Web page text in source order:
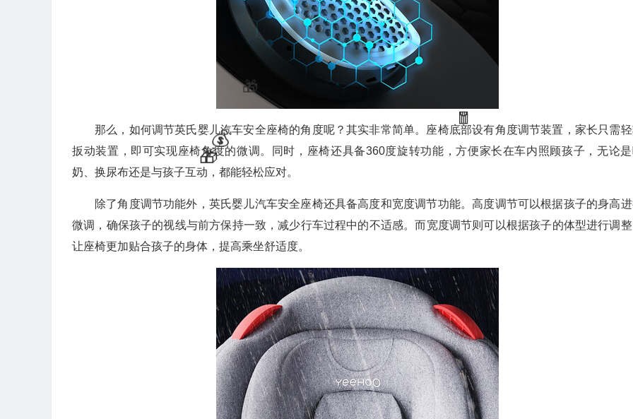
那么，如何调节英氏婴儿汽车安全座椅的角度呢？其实非常简单。座椅底部设有角度调节装置，家长只需
扳动装置，即可实现座椅角度的微调。同时，座椅还具备360度旋转功能，方便家长在车内照顾孩子，无论
奶、换尿布还是与孩子互动，都能轻松应对。
除了角度调节功能外，英氏婴儿汽车安全座椅还具备高度和宽度调节功能。高度调节可以根据孩子的身高
微调，确保孩子的视线与前方保持一致，减少行车过程中的不适感。而宽度调节则可以根据孩子的体型进行调
让座椅更加贴合孩子的身体，提高乘坐舒适度。
💰
🎁
🧧